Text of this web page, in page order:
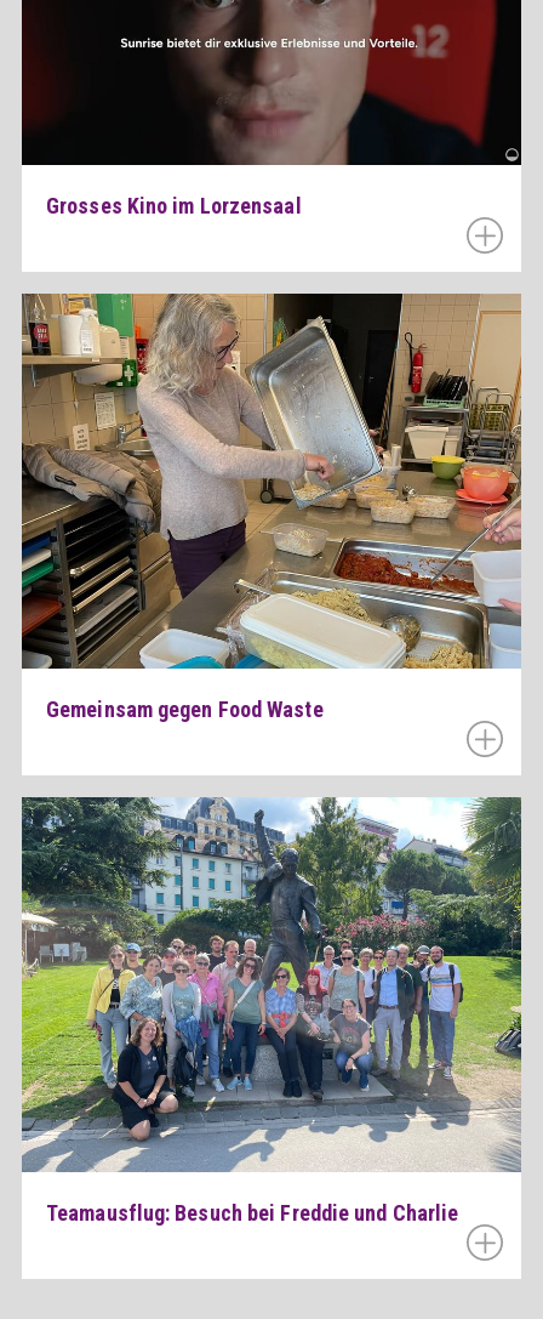
Grosses Kino im Lorzensaal
Gemeinsam gegen Food Waste
Teamausflug: Besuch bei Freddie und Charlie